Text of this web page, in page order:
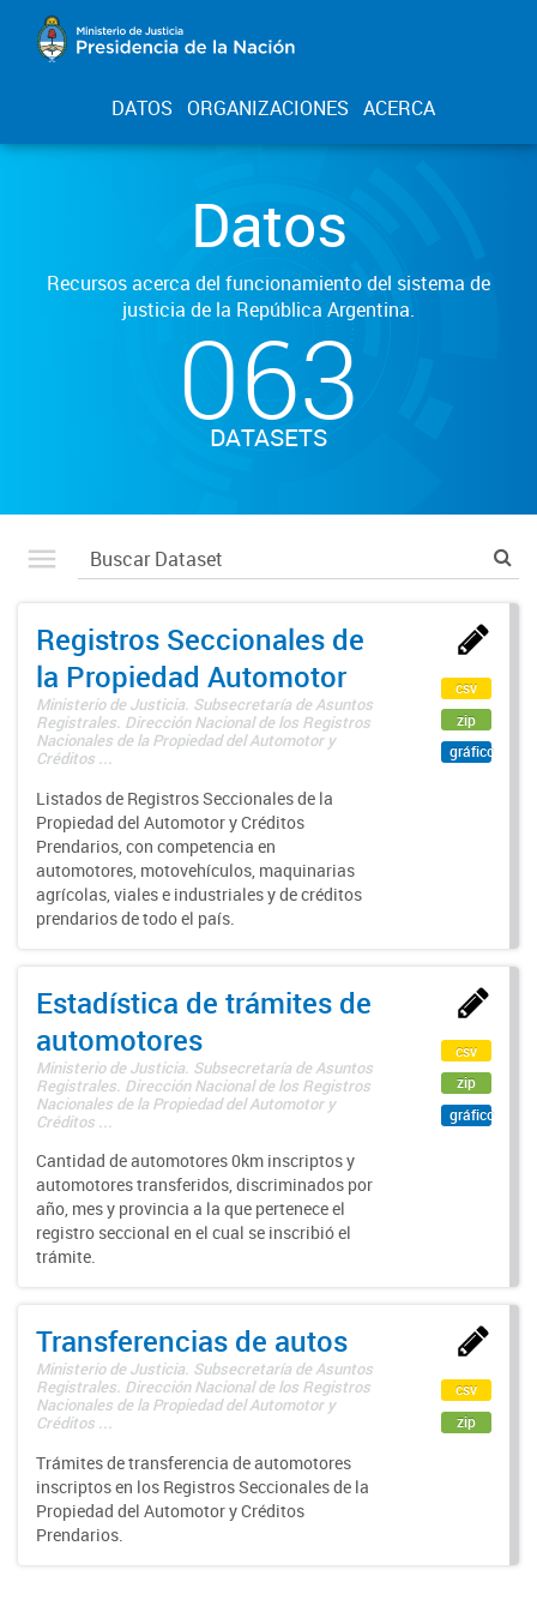
DATOS ORGANIZACIONES ACERCA
Datos
Recursos acerca del funcionamiento del sistema de
justicia de la República Argentina.
063
DATASETS
Registros Seccionales de
la Propiedad Automotor
Ministerio de Justicia. Subsecretaría de Asuntos
Registrales. Dirección Nacional de los Registros
Nacionales de la Propiedad del Automotor y
Créditos ...
Listados de Registros Seccionales de la
Propiedad del Automotor y Créditos
Prendarios, con competencia en
automotores, motovehículos, maquinarias
agrícolas, viales e industriales y de créditos
prendarios de todo el país.
csv
zip
gráfico
Estadística de trámites de
automotores
Ministerio de Justicia. Subsecretaría de Asuntos
Registrales. Dirección Nacional de los Registros
Nacionales de la Propiedad del Automotor y
Créditos ...
Cantidad de automotores 0km inscriptos y
automotores transferidos, discriminados por
año, mes y provincia a la que pertenece el
registro seccional en el cual se inscribió el
trámite.
csv
zip
gráfico
Transferencias de autos
Ministerio de Justicia. Subsecretaría de Asuntos
Registrales. Dirección Nacional de los Registros
Nacionales de la Propiedad del Automotor y
Créditos ...
Trámites de transferencia de automotores
inscriptos en los Registros Seccionales de la
Propiedad del Automotor y Créditos
Prendarios.
csv
zip